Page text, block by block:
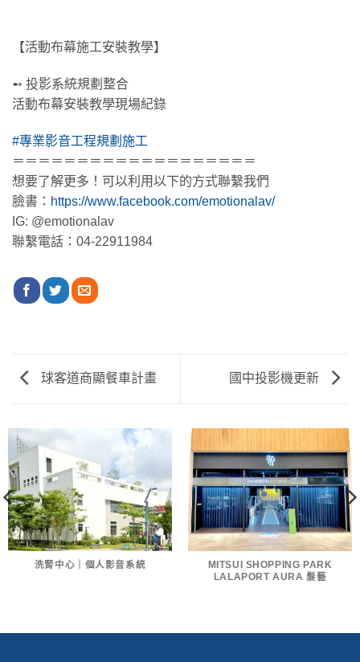
【活動布幕施工安裝教學】
➻ 投影系統規劃整合
活動布幕安裝教學現場紀錄
#專業影音工程規劃施工
＝＝＝＝＝＝＝＝＝＝＝＝＝＝＝＝＝＝＝
想要了解更多！可以利用以下的方式聯繫我們
臉書： https://www.facebook.com/emotionalav/
IG: @emotionalav
聯繫電話：04-22911984
球客道商顯餐車計畫 國中投影機更新
洗腎中心｜個人影音系統
MITSUI SHOPPING PARK
LALAPORT AURA 髮藝